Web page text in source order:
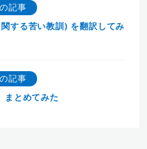
記事
る苦い教訓) を翻訳してみ
記事
まとめてみた